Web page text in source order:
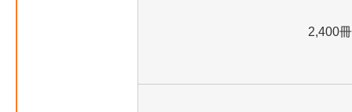
2,400冊